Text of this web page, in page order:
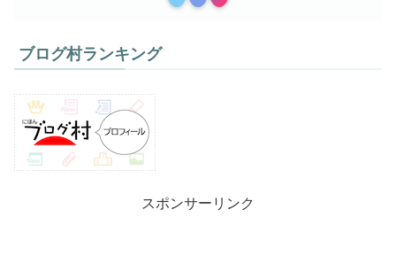
ブログ村ランキング
スポンサーリンク